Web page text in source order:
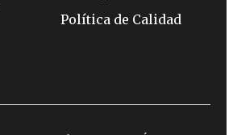
Política de Calidad